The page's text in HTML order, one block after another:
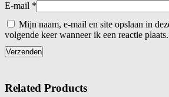
E-mail *
Mijn naam, e-mail en site opslaan in
volgende keer wanneer ik een reactie plaats.
Related Products